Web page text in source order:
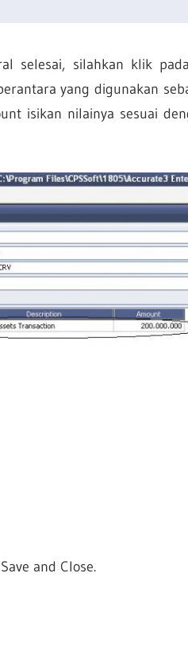
selesai, silahkan klik
yang digunakan
isikan nilainya sesuai
and Close.